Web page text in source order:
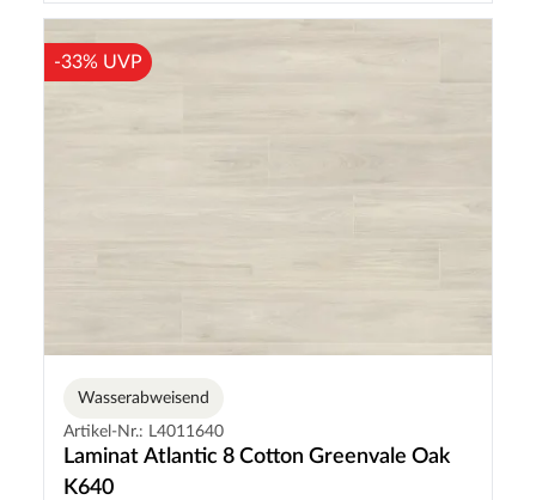
-33% UVP
Wasserabweisend
Artikel-Nr.: L4011640
Laminat Atlantic 8 Cotton Greenvale Oak
K640